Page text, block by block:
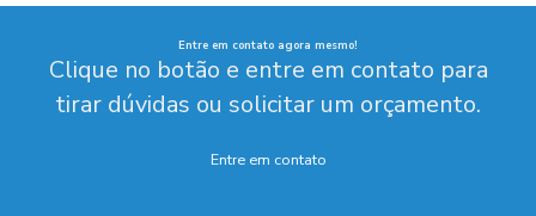
Entre em contato agora mesmo!
Clique no botão e entre em contato para
tirar dúvidas ou solicitar um orçamento.
Entre em contato